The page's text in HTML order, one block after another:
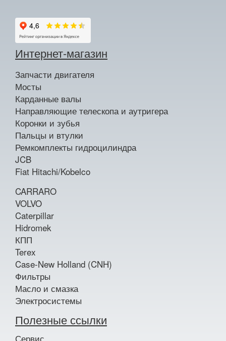
Интернет-магазин
Запчасти двигателя
Мосты
Карданные валы
Направляющие телескопа и аутригера
Коронки и зубья
Пальцы и втулки
Ремкомплекты гидроцилиндра
JCB
Fiat Hitachi/Kobelco
CARRARO
VOLVO
Caterpillar
Hidromek
КПП
Terex
Case-New Holland (CNH)
Фильтры
Масло и смазка
Электросистемы
Полезные ссылки
Сервис